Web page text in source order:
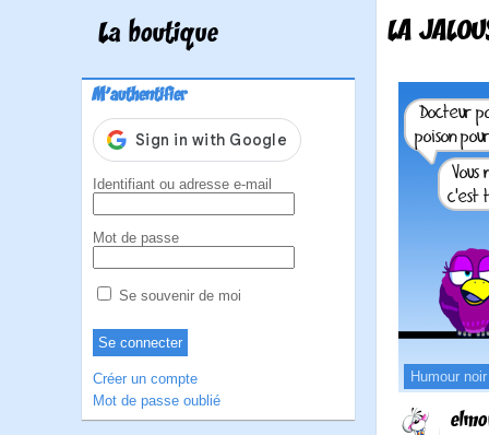
La boutique
M'authentifier
Identifiant ou adresse e-mail
Mot de passe
Se souvenir de moi
Créer un compte
Mot de passe oublié
LA
Humour noir